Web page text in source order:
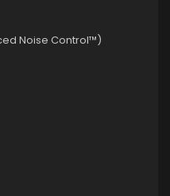
Noise Control™)